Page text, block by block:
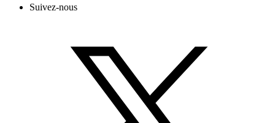
Suivez-nous